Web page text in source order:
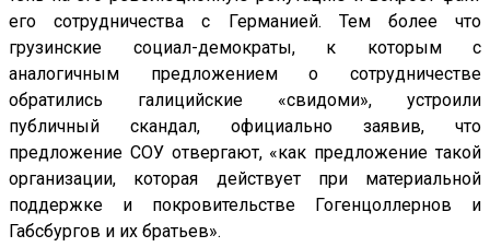
его сотрудничества с Германией. Тем более что
грузинские социал-демократы, к которым с
аналогичным предложением о сотрудничестве
обратились галицийские «свидоми», устроили
публичный скандал, официально заявив, что
предложение СОУ отвергают, «как предложение такой
организации, которая действует при материальной
поддержке и покровительстве Гогенцоллернов и
Габсбургов и их братьев».